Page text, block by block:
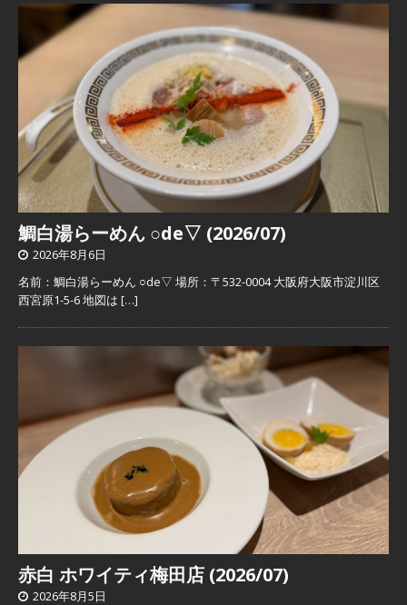
鯛白湯らーめん ○de▽ (2026/07)
2026年8月6日
名前：鯛白湯らーめん ○de▽ 場所：〒532-0004 大阪府大阪市淀川区
西宮原1-5-6 地図は […]
赤白 ホワイティ梅田店 (2026/07)
2026年8月5日